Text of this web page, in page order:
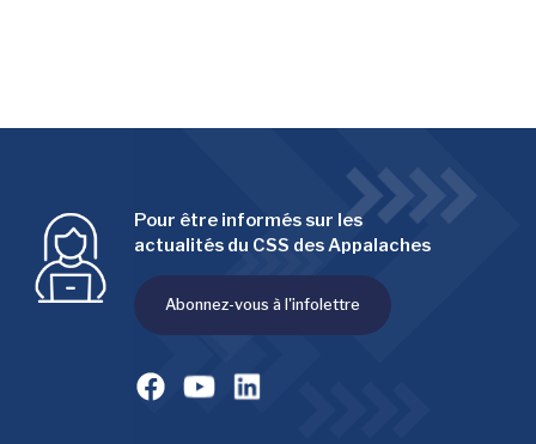
Pour être informés sur les
actualités du CSS des Appalaches
Abonnez-vous à l'infolettre